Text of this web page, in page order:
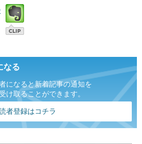
なる
になると新着記事の通知を
け取ることができます。
者登録はコチラ